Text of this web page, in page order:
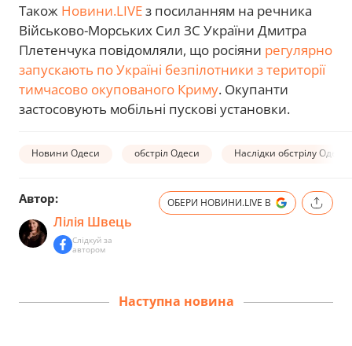
Також Новини.LIVEз посиланням на речника
Військово-Морських Сил ЗС України Дмитра
Плетенчука повідомляли, що росіяни регулярно
запускають по Україні безпілотники з території
тимчасово окупованого Криму. Окупанти
застосовують мобільні пускові установки.
Новини Одеси обстріл Одеси Наслідки обстрілу
Автор:
Лілія Швець
Слідкуй за
автором
ОБЕРИ НОВИНИ.LIVE В
Наступна новина